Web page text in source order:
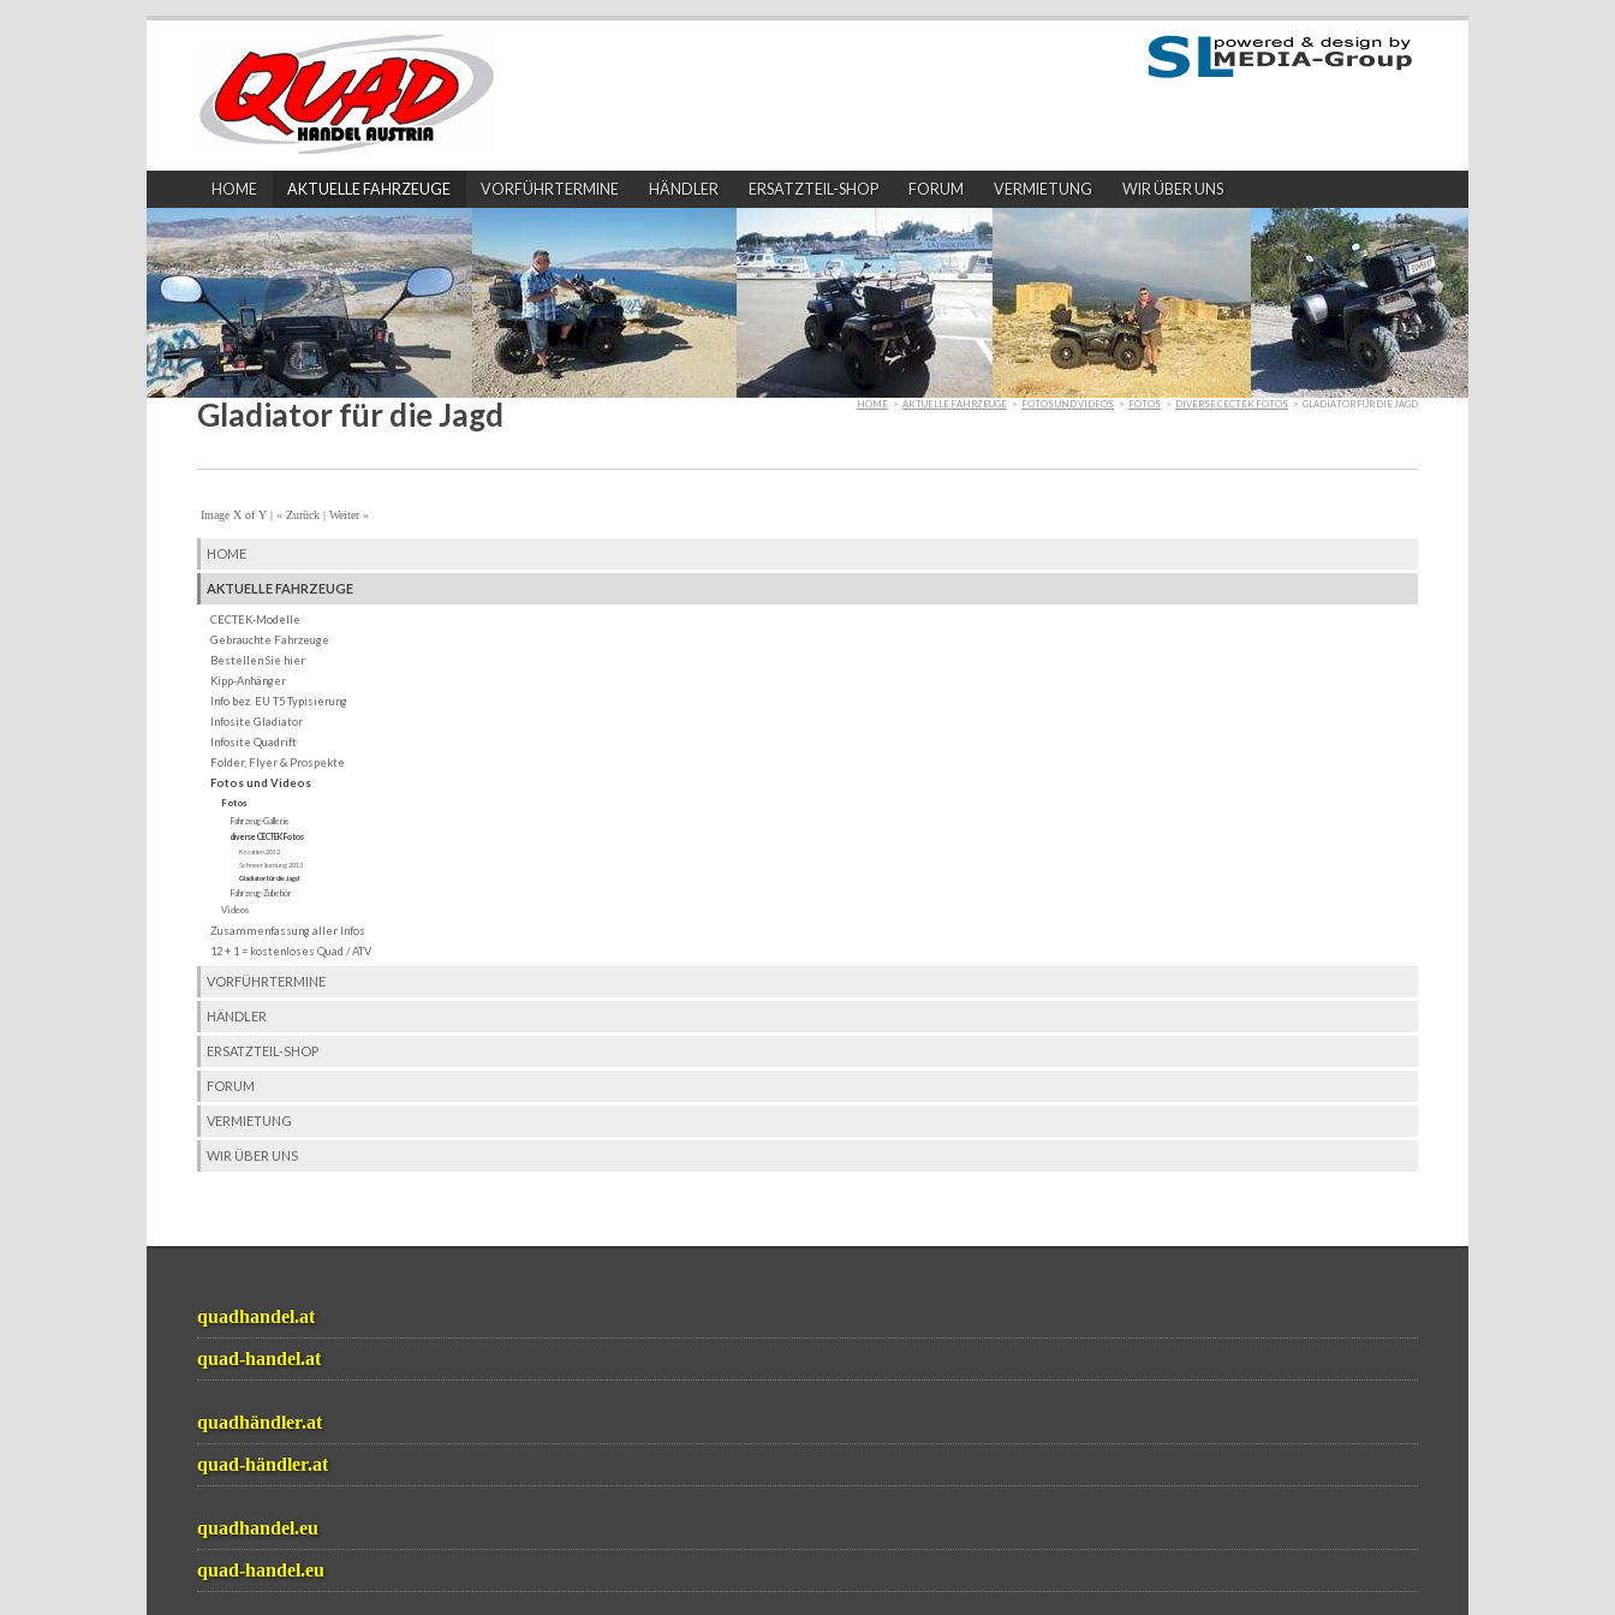
HOME AKTUELLE FAHRZEUGE VORFÜHRTERMINE HÄNDLER ERSATZTEIL-SHOP FORUM VERMIETUNG WIR ÜBER UNS
HOME > AKTUELLE FAHRZEUGE > FOTOS UND VIDEOS > FOTOS > DIVERSE CECTEK FOTOS > GLADIATOR FÜR DIE JAGD
Gladiator für die Jagd
Image X of Y| « Zurück| Weiter »
HOME
AKTUELLE FAHRZEUGE
CECTEK-Modelle
Gebrauchte Fahrzeuge
Bestellen Sie hier
Kipp-Anhänger
Info bez. EU T5 Typisierung
Infosite Gladiator
Infosite Quadrift
Folder, Flyer & Prospekte
Fotos und Videos
Fotos
Fahrzeug-Gallerie
diverse CECTEK Fotos
Kroatien 2012
Schneeräumung 2013
Gladiator für die Jagd
Fahrzeug-Zubehör
Videos
Zusammenfassung aller Infos
12 + 1 = kostenloses Quad / ATV
VORFÜHRTERMINE
HÄNDLER
ERSATZTEIL-SHOP
FORUM
VERMIETUNG
WIR ÜBER UNS
quadhandel.at
quad-handel.at
quadhändler.at
quad-händler.at
quadhandel.eu
quad-handel.eu